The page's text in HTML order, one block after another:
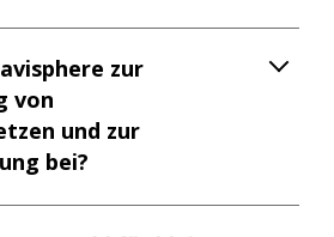
von
und zur
bei?